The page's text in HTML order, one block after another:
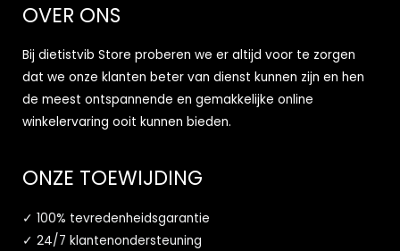
OVER ONS
Bij dietistvib Store proberen we er altijd voor te zorgen
dat we onze klanten beter van dienst kunnen zijn en hen
de meest ontspannende en gemakkelijke online
winkelervaring ooit kunnen bieden.
ONZE TOEWIJDING
✓ 100% tevredenheidsgarantie
✓ 24/7 klantenondersteuning